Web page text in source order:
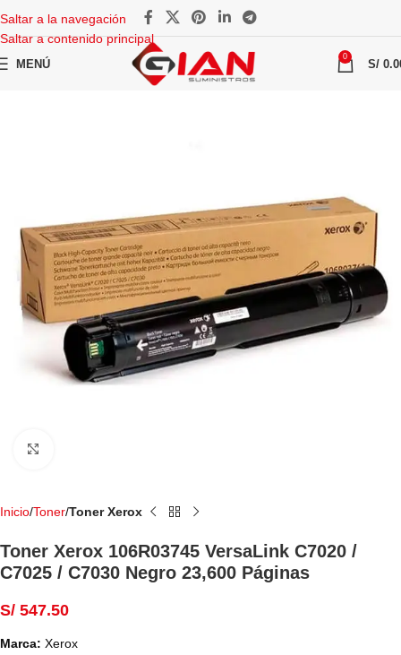
Saltar a la navegación
Saltar a contenido principal
MENÚ
0
S/
Inicio Toner Toner Xerox
Toner Xerox 106R03745 VersaLink C7020 /
C7025 / C7030 Negro 23,600 Páginas
S/ 547.50
Marca: Xerox